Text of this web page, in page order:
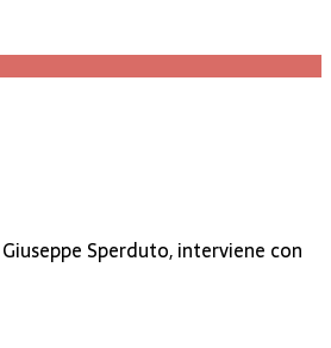
Sperduto, interviene con